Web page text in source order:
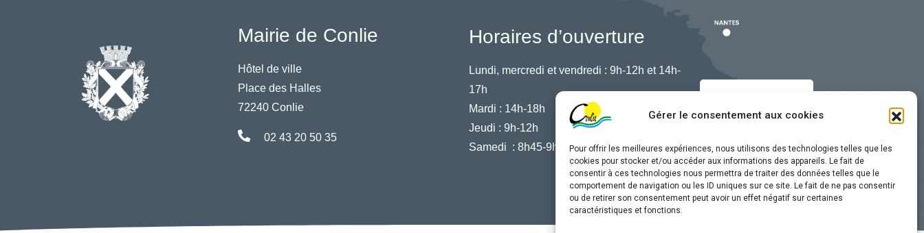
Gérer le consentement aux cookies
Pour offrir les meilleures expériences, nous utilisons des technologies telles que les
cookies pour stocker et/ou accéder aux informations des appareils. Le fait de
consentir à ces technologies nous permettra de traiter des données telles que le
comportement de navigation ou les ID uniques sur ce site. Le fait de ne pas consentir
ou de retirer son consentement peut avoir un effet négatif sur certaines
caractéristiques et fonctions.
Mairie de Conlie
Hôtel de ville
Place des Halles
72240 Conlie
02 43 20 50 35
Horaires d’ouverture
Lundi, mercredi et vendredi : 9h-12h et 14h-
17h
Mardi : 14h-18h
Jeudi : 9h-12h
Samedi : 8h45-9h45